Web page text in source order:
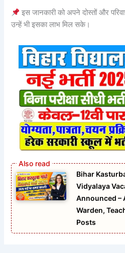
इस जानकारी को अपने दोस्तों और
उन्हें भी इसका लाभ मिल सके।
Bihar
Vidyalaya
Announced –
Warden,
Posts